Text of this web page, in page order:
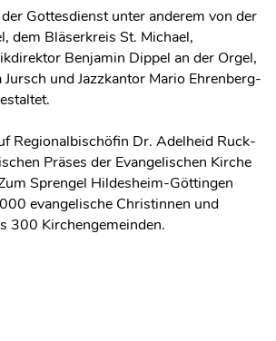
Gottesdienst unter anderem von der
dem Bläserkreis St. Michael,
Benjamin Dippel an der Orgel,
und Jazzkantor Mario Ehrenberg-
Regionalbischöfin Dr. Adelheid Ruck-
Präses der Evangelischen Kirche
Sprengel Hildesheim-Göttingen
evangelische Christinnen und
300 Kirchengemeinden.